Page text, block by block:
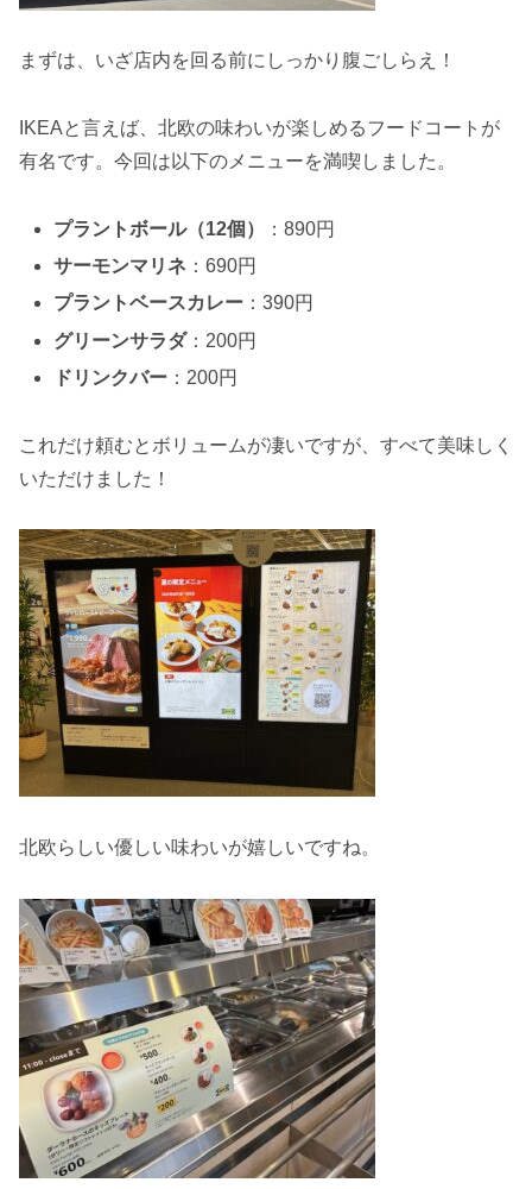
まずは、いざ店内を回る前にしっかり腹ごしらえ！
IKEAと言えば、北欧の味わいが楽しめるフードコートが
有名です。今回は以下のメニューを満喫しました。
プラントボール（12個）
：890円
サーモンマリネ ：690円
プラントベースカレー ：390円
グリーンサラダ：200円
ドリンクバー ：200円
これだけ頼むとボリュームが凄いですが、すべて美味しく
いただけました！
北欧らしい優しい味わいが嬉しいですね。